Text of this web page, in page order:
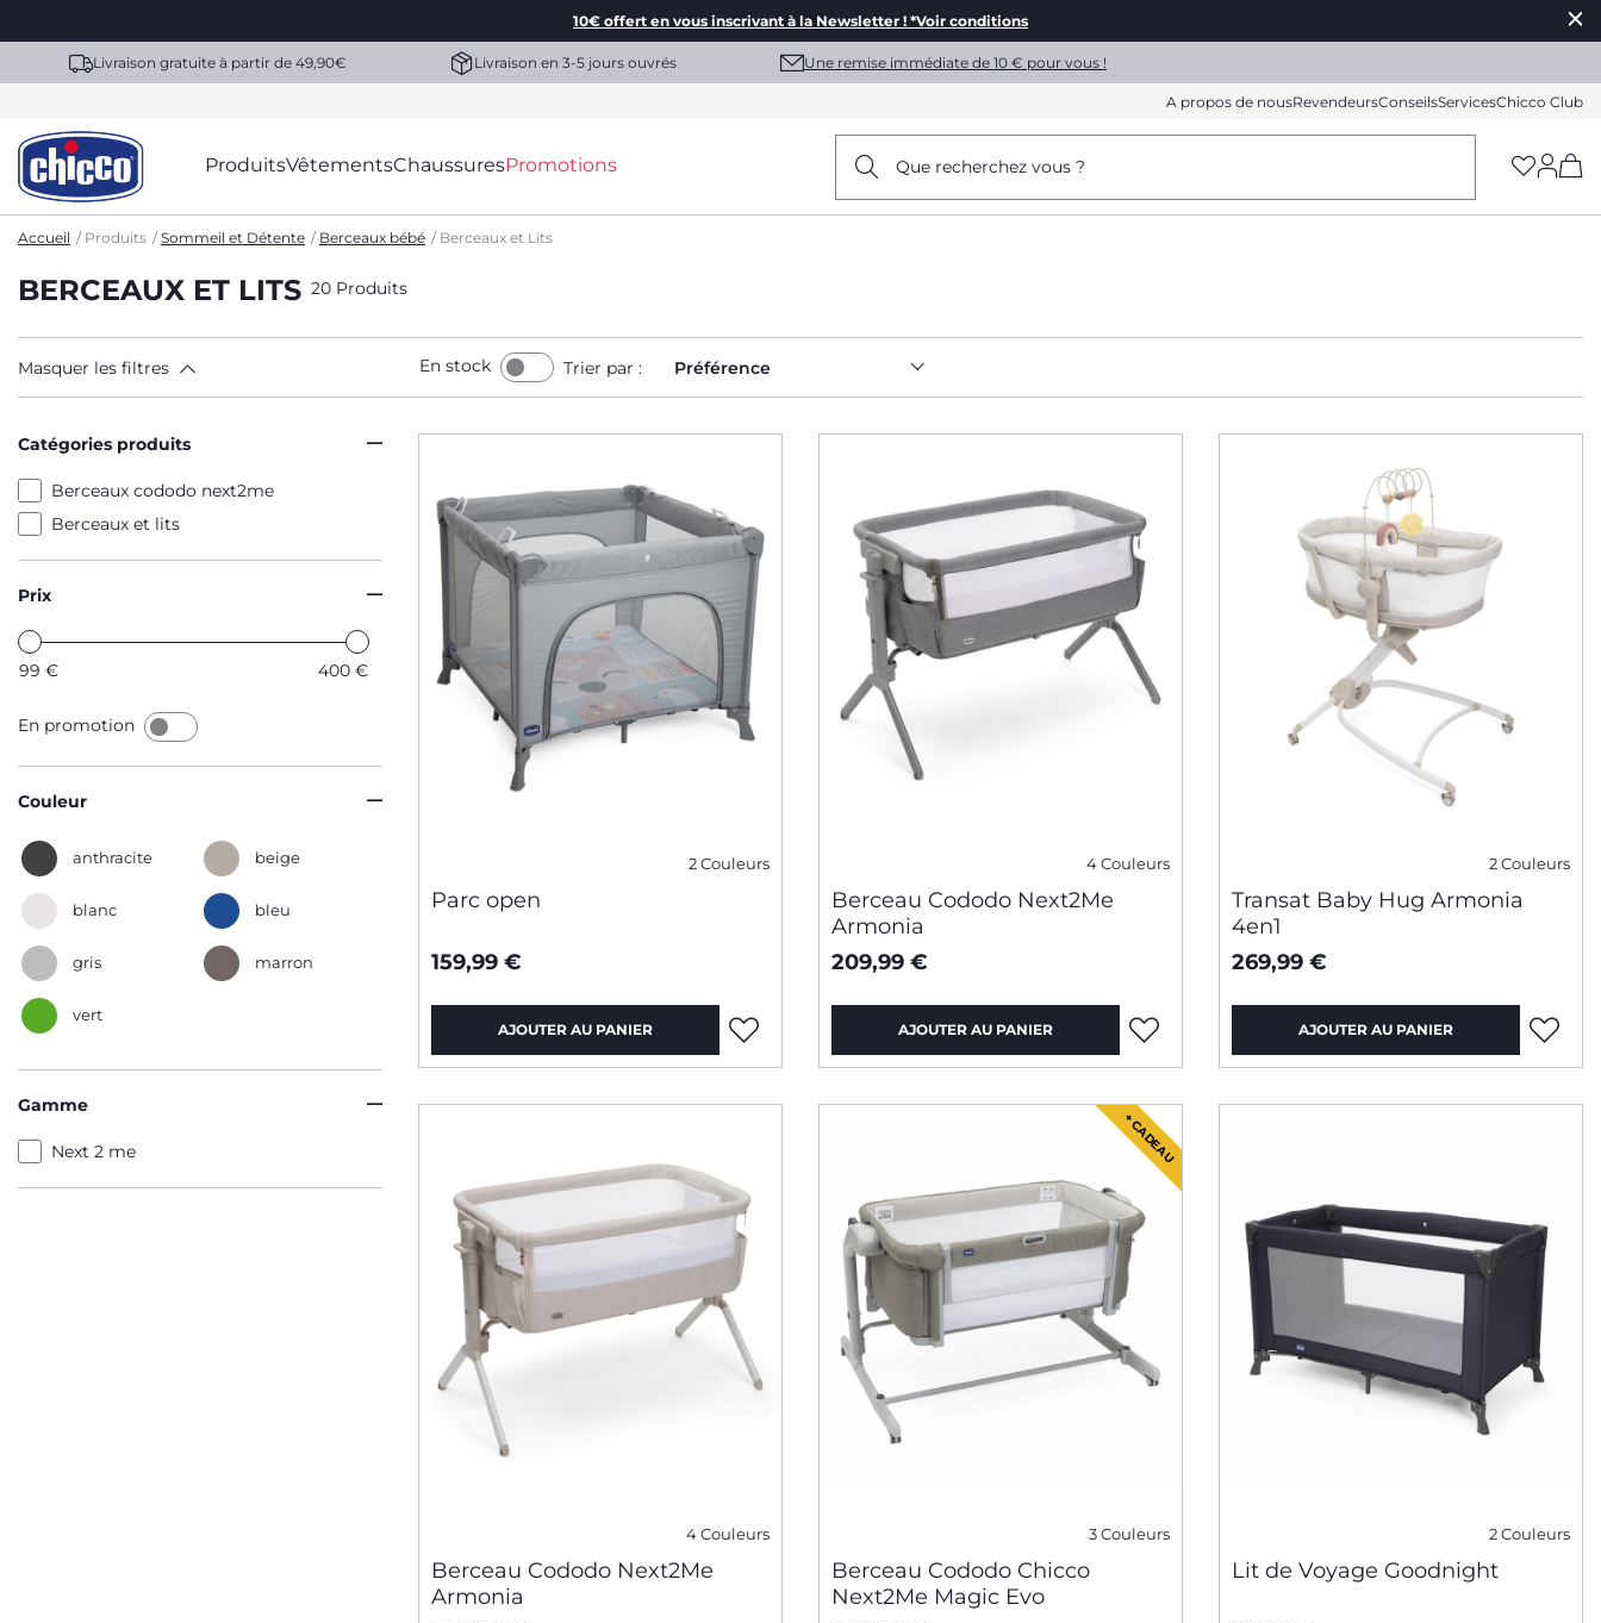
10€ offert en vous inscrivant à la Newsletter ! *Voir conditions
Livraison gratuite à partir de 49,90€ Livraison en 3-5 jours ouvrés Une remise immédiate de 10 € pour vous !
A propos de nousRevendeursConseilsServicesChicco Club
ProduitsVêtementsChaussuresPromotions Que recherchez vous ?
Accueil Produits Sommeil et Détente Berceaux bébé Berceaux et Lits
BERCEAUX ET LITS 20 Produits
Masquer les filtres En stock Trier par : Préférence
Catégories produits
Berceaux cododo next2me
Berceaux et lits
Prix
99 € 400 €
En promotion
Couleur
anthracite beige
blanc bleu
gris marron
vert
Gamme
Next 2 me
2 Couleurs
Parc open
159,99 €
AJOUTER AU PANIER
4 Couleurs
Berceau Cododo Next2Me
Armonia
209,99 €
AJOUTER AU PANIER
2 Couleurs
Transat Baby Hug Armonia
4en1
269,99 €
AJOUTER AU PANIER
4 Couleurs
Berceau Cododo Next2Me
Armonia
+ CADEAU
3 Couleurs
Berceau Cododo Chicco
Next2Me Magic Evo
2 Couleurs
Lit de Voyage Goodnight